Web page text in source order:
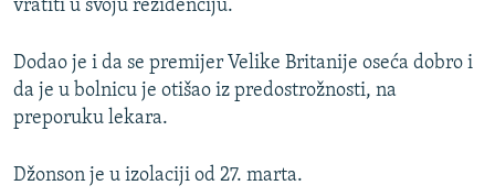
vratiti u svoju rezidenciju.
Dodao je i da se premijer Velike Britanije oseća dobro i
da je u bolnicu je otišao iz predostrožnosti, na
preporuku lekara.
Džonson je u izolaciji od 27. marta.